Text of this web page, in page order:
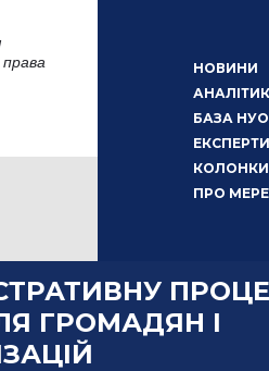
НОВИНИ
БАЗА НУО
ЕКСПЕРТИ
КОЛОНКИ
ПРО
ГРОМАДЯН І